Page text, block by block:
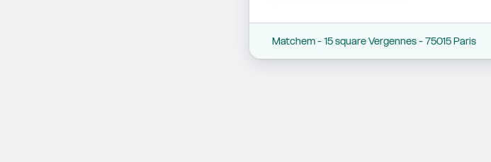
Matchem - 15 square Vergennes - 75015 Paris